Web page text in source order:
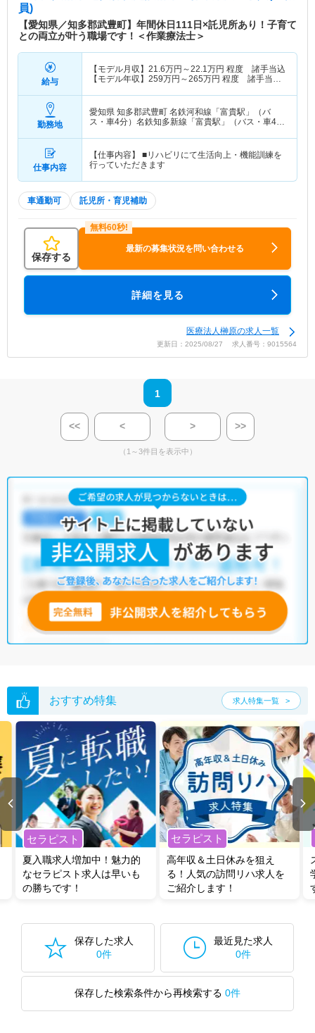
員)
【愛知県／知多郡武豊町】年間休日111日×託児所あり！子育て
との両立が叶う職場です！＜作業療法士＞
給与
【モデル月収】 21.6万円～22.1万円 程度 諸手当込
【モデル年収】 259万円～265万円 程度 諸手当
勤務地
愛知県 知多郡武豊町 名鉄河和線「富貴駅」（バ
ス・車4分）名鉄知多新線「富貴駅」（バス・車4
仕事内容
【仕事内容】 ■リハビリにて生活向上・機能訓練を
行っていただきます
車通勤可 託児所・育児補助
保存する
最新の募集状況を問い合わせる
詳細を見る
医療法人榊原の求人一覧
更新日：2025/08/27 求人番号：9015564
1
<< < > >>
（1～3件目を表示中）
おすすめ特集 求人特集一覧
セラピスト
夏入職求人増加中！魅力的
なセラピスト求人は早いも
の勝ちです！
セラピスト
高年収＆土日休みを狙え
る！人気の訪問リハ求人を
ご紹介します！
保存した求人
0件
最近見た求人
0件
保存した検索条件から再検索する 0件